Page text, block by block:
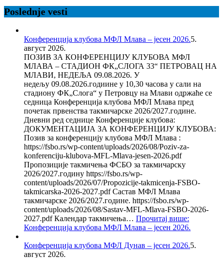
Poslednje vesti
Конференција клубова МФЛ Млава – јесен 2026.5.
август 2026.
ПОЗИВ ЗА КОНФЕРЕНЦИЈУ КЛУБОВА МФЛ
МЛАВА – СТАДИОН ФК„СЛОГА 33“ ПЕТРОВАЦ НА
МЛАВИ, НЕДЕЉА 09.08.2026. У
недељу 09.08.2026.годиине у 10,30 часова у сали на
стадиону ФК„Слога“ у Петровцу на Млави одржаће се
седница Конференција клубова МФЛ Млава пред
почетак првенства такмичарске 2026/2027.године.
Дневни ред седнице Конференције клубова:
ДОКУМЕНТАЦИЈА ЗА КОНФЕРЕНЦИЈУ КЛУБОВА:
Позив за конференцију клубова МФЛ Млава :
https://fsbo.rs/wp-content/uploads/2026/08/Poziv-za-
konferenciju-klubova-MFL-Mlava-jesen-2026.pdf
Пропозиције такмичења ФСБО за такмичарску
2026/2027.годину https://fsbo.rs/wp-
content/uploads/2026/07/Propozicije-takmicenja-FSBO-
takmicarska-2026-2027.pdf Састав МФЛ Млава
такмичарске 2026/2027.године. https://fsbo.rs/wp-
content/uploads/2026/08/Sastav-MFL-Mlava-FSBO-2026-
2027.pdf Календар такмичења… Прочитај више:
Конференција клубова МФЛ Млава – јесен 2026.
Конференција клубова МФЛ Дунав – јесен 2026.5.
август 2026.